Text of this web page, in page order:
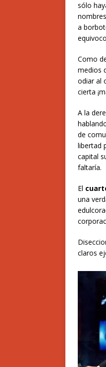
sólo
a
Como
medios
odiar al
cierta
A la
de
libertad
capital
faltaría.
El
una
claros